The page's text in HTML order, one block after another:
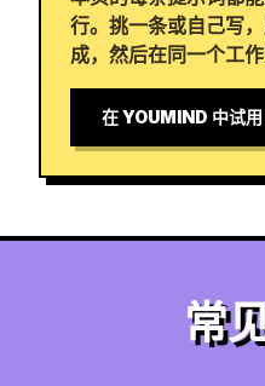
行。挑一条或自己写
成，然后在同一个工
在 YOUMIND 中试用
常